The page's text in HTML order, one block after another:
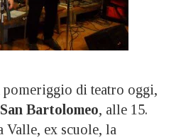
di teatro oggi,
Bartolomeo, alle 15.
Valle, ex scuole, la